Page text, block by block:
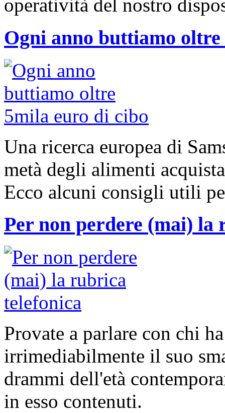
operatività del nostro
Ogni anno buttiamo
Una ricerca europea di
metà degli alimenti
Ecco alcuni consigli utili
Per non perdere (mai) la
Provate a parlare con chi
irrimediabilmente il suo
drammi dell'età
in esso contenuti.